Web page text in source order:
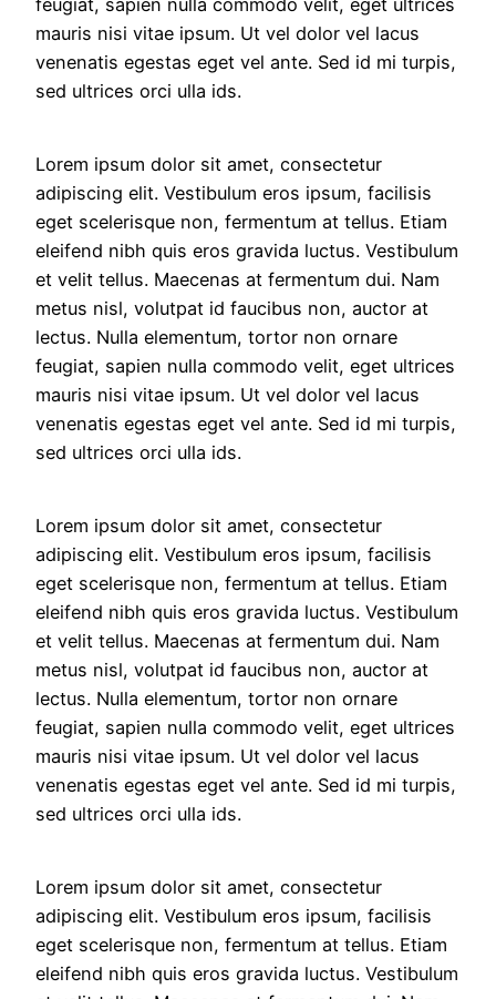
feugiat, sapien nulla commodo velit, eget ultrices
mauris nisi vitae ipsum. Ut vel dolor vel lacus
venenatis egestas eget vel ante. Sed id mi turpis,
sed ultrices orci ulla ids.
Lorem ipsum dolor sit amet, consectetur
adipiscing elit. Vestibulum eros ipsum, facilisis
eget scelerisque non, fermentum at tellus. Etiam
eleifend nibh quis eros gravida luctus. Vestibulum
et velit tellus. Maecenas at fermentum dui. Nam
metus nisl, volutpat id faucibus non, auctor at
lectus. Nulla elementum, tortor non ornare
feugiat, sapien nulla commodo velit, eget ultrices
mauris nisi vitae ipsum. Ut vel dolor vel lacus
venenatis egestas eget vel ante. Sed id mi turpis,
sed ultrices orci ulla ids.
Lorem ipsum dolor sit amet, consectetur
adipiscing elit. Vestibulum eros ipsum, facilisis
eget scelerisque non, fermentum at tellus. Etiam
eleifend nibh quis eros gravida luctus. Vestibulum
et velit tellus. Maecenas at fermentum dui. Nam
metus nisl, volutpat id faucibus non, auctor at
lectus. Nulla elementum, tortor non ornare
feugiat, sapien nulla commodo velit, eget ultrices
mauris nisi vitae ipsum. Ut vel dolor vel lacus
venenatis egestas eget vel ante. Sed id mi turpis,
sed ultrices orci ulla ids.
Lorem ipsum dolor sit amet, consectetur
adipiscing elit. Vestibulum eros ipsum, facilisis
eget scelerisque non, fermentum at tellus. Etiam
eleifend nibh quis eros gravida luctus. Vestibulum